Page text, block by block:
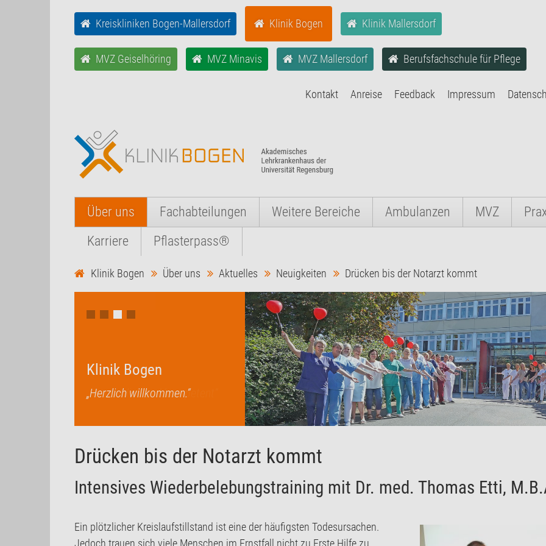
Kreiskliniken Bogen-Mallersdorf Klinik Bogen Klinik Mallersdorf
MVZ Geiselhöring MVZ Minavis MVZ Mallersdorf Berufsfachschule für Pflege
Kontakt Anreise Feedback Impressum
Über uns Fachabteilungen Weitere Bereiche Ambulanzen MVZ
Karriere
Pflasterpass®
Klinik Bogen Über uns Aktuelles Neuigkeiten Drücken bis der Notarzt kommt
Klinik Bogen
„Herzlich willkommen.“
Klinik Bogen
„menschlich und kompetent“
Drücken bis der Notarzt kommt
Intensives Wiederbelebungstraining mit Dr. med. Thomas Etti,
Ein plötzlicher Kreislaufstillstand ist eine der häufigsten Todesursachen.
Jedoch trauen sich viele Menschen im Ernstfall nicht zu Erste Hilfe zu